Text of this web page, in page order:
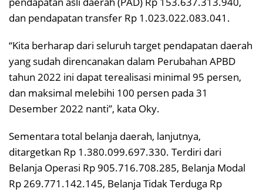
dan pendapatan transfer Rp 1.023.022.083.041.
“Kita berharap dari seluruh target pendapatan daerah
yang sudah direncanakan dalam Perubahan APBD
tahun 2022 ini dapat terealisasi minimal 95 persen,
dan maksimal melebihi 100 persen pada 31
Desember 2022 nanti”, kata Oky.
Sementara total belanja daerah, lanjutnya,
ditargetkan Rp 1.380.099.697.330. Terdiri dari
Belanja Operasi Rp 905.716.708.285, Belanja Modal
Rp 269.771.142.145, Belanja Tidak Terduga Rp